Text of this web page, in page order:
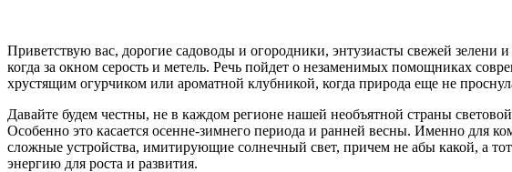
Приветствую вас, дорогие садоводы и огородники, энтузиасты свежей
когда за окном серость и метель. Речь пойдет о незаменимых помощниках
хрустящим огурчиком или ароматной клубникой, когда природа еще не
Давайте будем честны, не в каждом регионе нашей необъятной страны
Особенно это касается осенне-зимнего периода и ранней весны. Именно для
сложные устройства, имитирующие солнечный свет, причем не абы какой, а
энергию для роста и развития.